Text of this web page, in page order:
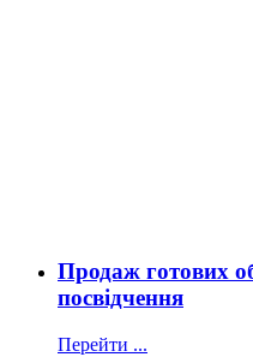
Продаж готових
посвідчення
Перейти ...